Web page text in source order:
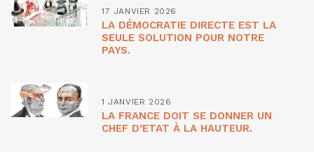
17 JANVIER 2026
LA DÉMOCRATIE DIRECTE EST LA
SEULE SOLUTION POUR NOTRE
PAYS.
1 JANVIER 2026
LA FRANCE DOIT SE DONNER UN
CHEF D’ETAT À LA HAUTEUR.